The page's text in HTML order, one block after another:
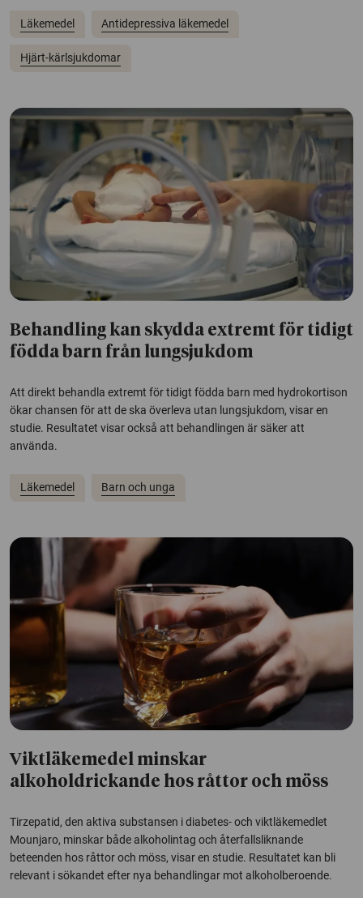
Läkemedel Antidepressiva läkemedel
Hjärt-kärlsjukdomar
Behandling kan skydda extremt för tidigt
födda barn från lungsjukdom
Att direkt behandla extremt för tidigt födda barn med hydrokortison
ökar chansen för att de ska överleva utan lungsjukdom, visar en
studie. Resultatet visar också att behandlingen är säker att
använda.
Läkemedel Barn och unga
Viktläkemedel minskar
alkoholdrickande hos råttor och möss
Tirzepatid, den aktiva substansen i diabetes- och viktläkemedlet
Mounjaro, minskar både alkoholintag och återfallsliknande
beteenden hos råttor och möss, visar en studie. Resultatet kan bli
relevant i sökandet efter nya behandlingar mot alkoholberoende.